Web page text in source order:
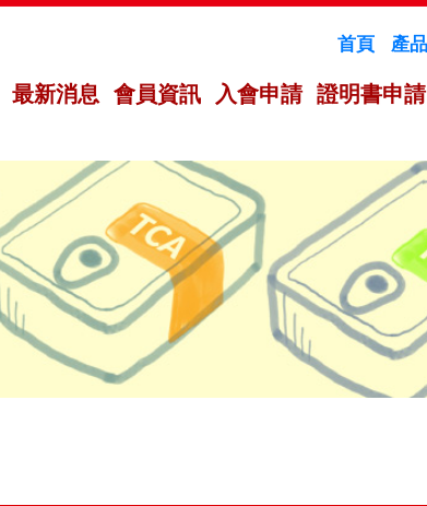
最新消息 會員資訊 入會申請 證明書申請
首頁 產